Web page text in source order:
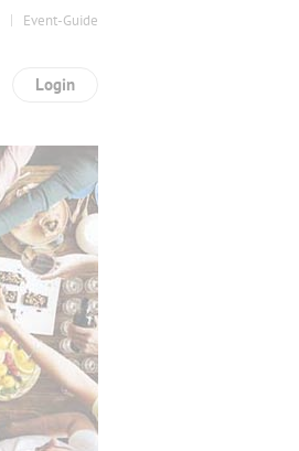
Event-Guide
Login